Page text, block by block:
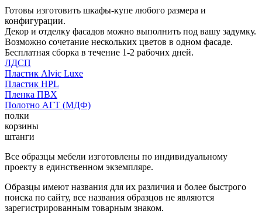
Готовы изготовить шкафы-купе любого размера и
конфигурации.
Декор и отделку фасадов можно выполнить под вашу задумку.
Возможно сочетание нескольких цветов в одном фасаде.
Бесплатная сборка в течение 1-2 рабочих дней.
ЛДСП
Пластик Alvic Luxe
Пластик HPL
Пленка ПВХ
Полотно АГТ (МДФ)
полки
корзины
штанги
Все образцы мебели изготовлены по индивидуальному
проекту в единственном экземпляре.
Образцы имеют названия для их различия и более быстрого
поиска по сайту, все названия образцов не являются
зарегистрированным товарным знаком.